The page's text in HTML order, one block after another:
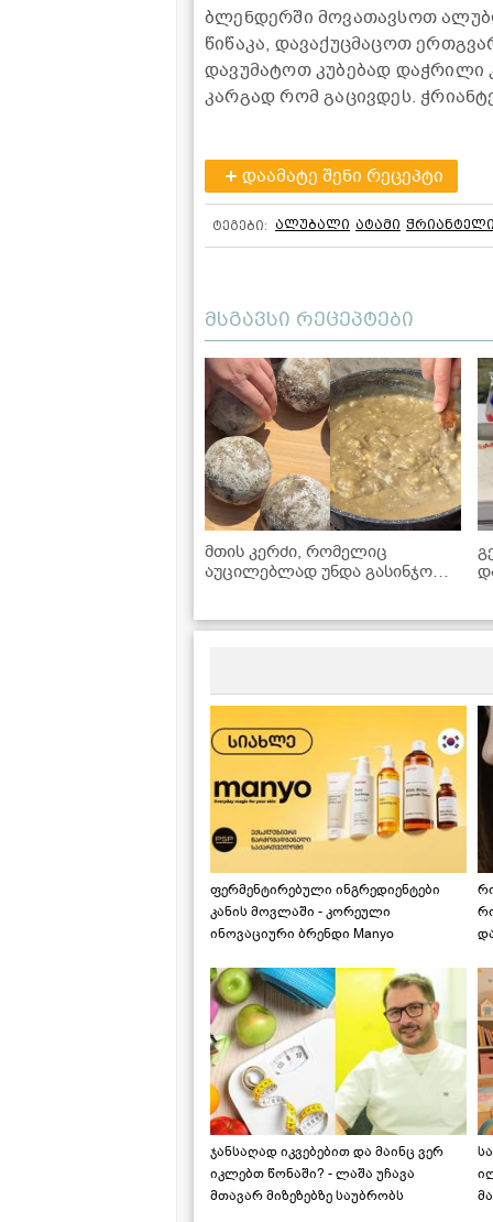
ბლენდერში მოვათავსოთ
წიწაკა, დავაქუცმაცოთ
დავუმატოთ კუბებად დაჭრილი
კარგად რომ გაცივდეს.
დაამატე შენი რეცეპტი
ტეგები: ალუბალი ატამი
მსგავსი რეცეპტები
მთის კერძი, რომელიც
აუცილებლად უნდა გასინჯოთ -
ფერმენტირებული ინგრედიენტები
კანის მოვლაში - კორეული
ინოვაციური ბრენდი Manyo
ჯანსაღად იკვებებით და მაინც ვერ
იკლებთ წონაში? - ლაშა უჩავა
მთავარ მიზეზებზე საუბრობს